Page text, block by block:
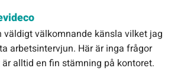
väldigt välkomnande känsla vilket jag
arbetsintervjun. Här är inga frågor
alltid en fin stämning på kontoret.